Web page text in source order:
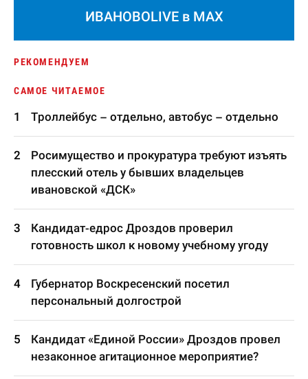
ИВАНОВОLIVE в MAX
РЕКОМЕНДУЕМ
САМОЕ ЧИТАЕМОЕ
Троллейбус – отдельно, автобус – отдельно
Росимущество и прокуратура требуют изъять
плесский отель у бывших владельцев
ивановской «ДСК»
Кандидат-едрос Дроздов проверил
готовность школ к новому учебному угоду
Губернатор Воскресенский посетил
персональный долгострой
Кандидат «Единой России» Дроздов провел
незаконное агитационное мероприятие?